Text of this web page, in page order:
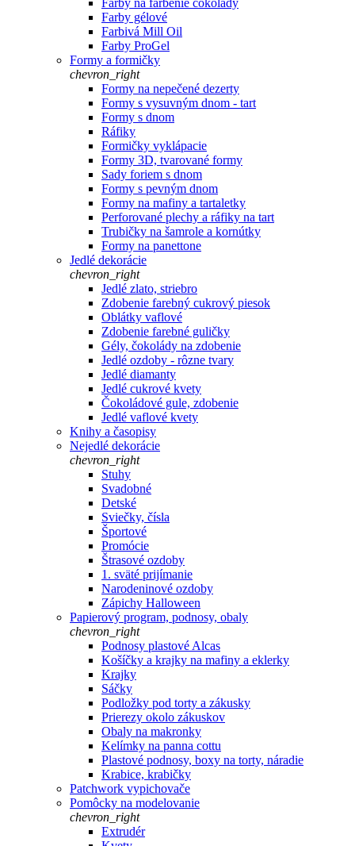
Farby na farbenie čokolády
Farby gélové
Farbivá Mill Oil
Farby ProGel
Formy a formičky
chevron_right
Formy na nepečené dezerty
Formy s vysuvným dnom - tart
Formy s dnom
Ráfiky
Formičky vyklápacie
Formy 3D, tvarované formy
Sady foriem s dnom
Formy s pevným dnom
Formy na mafiny a tartaletky
Perforované plechy a ráfiky na tart
Trubičky na šamrole a kornútky
Formy na panettone
Jedlé dekorácie
chevron_right
Jedlé zlato, striebro
Zdobenie farebný cukrový piesok
Oblátky vaflové
Zdobenie farebné guličky
Gély, čokolády na zdobenie
Jedlé ozdoby - rôzne tvary
Jedlé diamanty
Jedlé cukrové kvety
Čokoládové gule, zdobenie
Jedlé vaflové kvety
Knihy a časopisy
Nejedlé dekorácie
chevron_right
Stuhy
Svadobné
Detské
Sviečky, čísla
Športové
Promócie
Štrasové ozdoby
1. sväté prijímanie
Narodeninové ozdoby
Zápichy Halloween
Papierový program, podnosy, obaly
chevron_right
Podnosy plastové Alcas
Košíčky a krajky na mafiny a eklerky
Krajky
Sáčky
Podložky pod torty a zákusky
Prierezy okolo zákuskov
Obaly na makronky
Kelímky na panna cottu
Plastové podnosy, boxy na torty, náradie
Krabice, krabičky
Patchwork vypichovače
Pomôcky na modelovanie
chevron_right
Extrudér